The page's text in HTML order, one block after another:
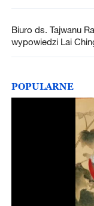
Biuro ds. Tajwanu
wypowiedzi Lai
POPULARNE